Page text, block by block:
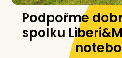
Podpořme
spolku